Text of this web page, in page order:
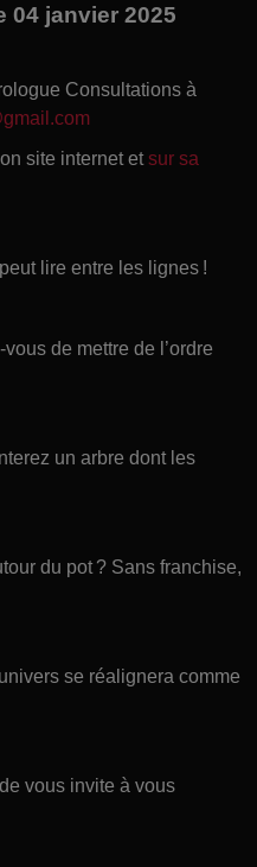
04 janvier 2025
Consultations à
site internet et sur sa
lire entre les lignes !
de mettre de l’ordre
un arbre dont les
du pot ? Sans franchise,
se réalignera comme
vous invite à vous